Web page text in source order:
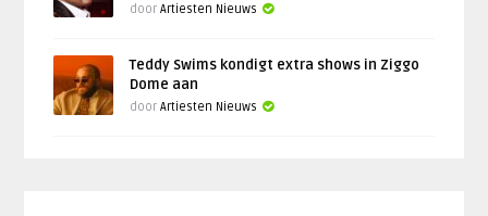
doorArtiesten Nieuws
Teddy Swims kondigt extra shows in Ziggo
Dome aan
doorArtiesten Nieuws